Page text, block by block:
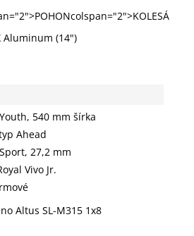
Aluminum (14")
540 mm šírka
Ahead
27,2 mm
Vivo Jr.
Altus SL-M315 1x8